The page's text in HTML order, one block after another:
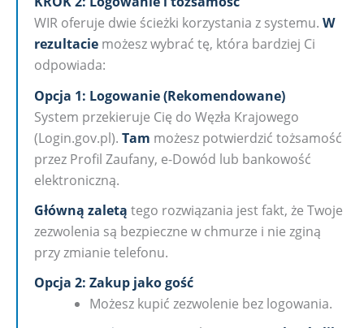
WIR oferuje dwie ścieżki korzystania z systemu. W
rezultacie możesz wybrać tę, która bardziej Ci
odpowiada:
Opcja 1: Logowanie (Rekomendowane)
System przekieruje Cię do Węzła Krajowego
(Login.gov.pl). Tam możesz potwierdzić tożsamość
przez Profil Zaufany, e-Dowód lub bankowość
elektroniczną.
Główną zaletą tego rozwiązania jest fakt, że Twoje
zezwolenia są bezpieczne w chmurze i nie zginą
przy zmianie telefonu.
Opcja 2: Zakup jako gość
Możesz kupić zezwolenie bez logowania.